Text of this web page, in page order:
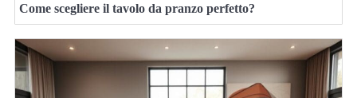
Come scegliere il tavolo da pranzo perfetto?